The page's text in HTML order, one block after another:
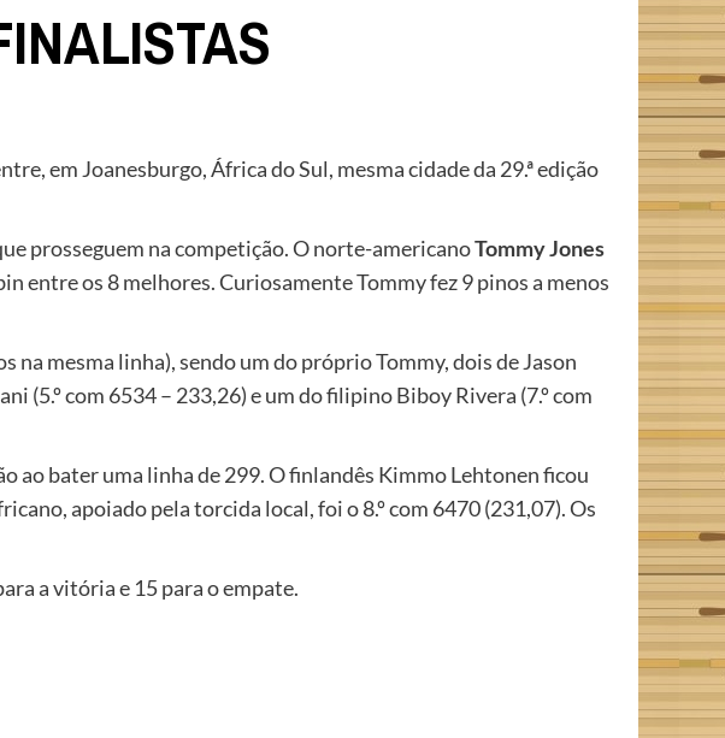
em Joanesburgo, África do Sul, mesma cidade da 29.ª edição
prosseguem na competição. O norte-americanoTommy Jones
entre os 8 melhores. Curiosamente Tommy fez 9 pinos a menos
mesma linha), sendo um do próprio Tommy, dois de Jason
(5.º com 6534 – 233,26) e um do filipino Biboy Rivera (7.º com
ao bater uma linha de 299. O finlandês Kimmo Lehtonen ficou
apoiado pela torcida local, foi o 8.º com 6470 (231,07). Os
a vitória e 15 para o empate.